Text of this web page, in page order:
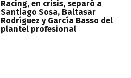
Racing, en crisis, separó a
Santiago Sosa, Baltasar
Rodríguez y García Basso del
plantel profesional